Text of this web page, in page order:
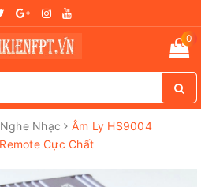
0
Nhạc
Âm Ly HS9004
Cực Chất